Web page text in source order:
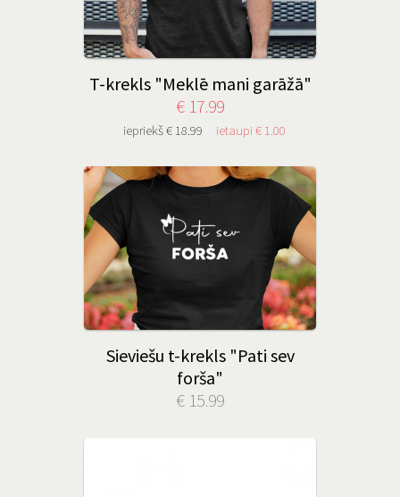
T-krekls "Meklē mani garāžā"
€ 17.99
iepriekš € 18.99 ietaupi € 1.00
Sieviešu t-krekls "Pati sev
forša"
€ 15.99